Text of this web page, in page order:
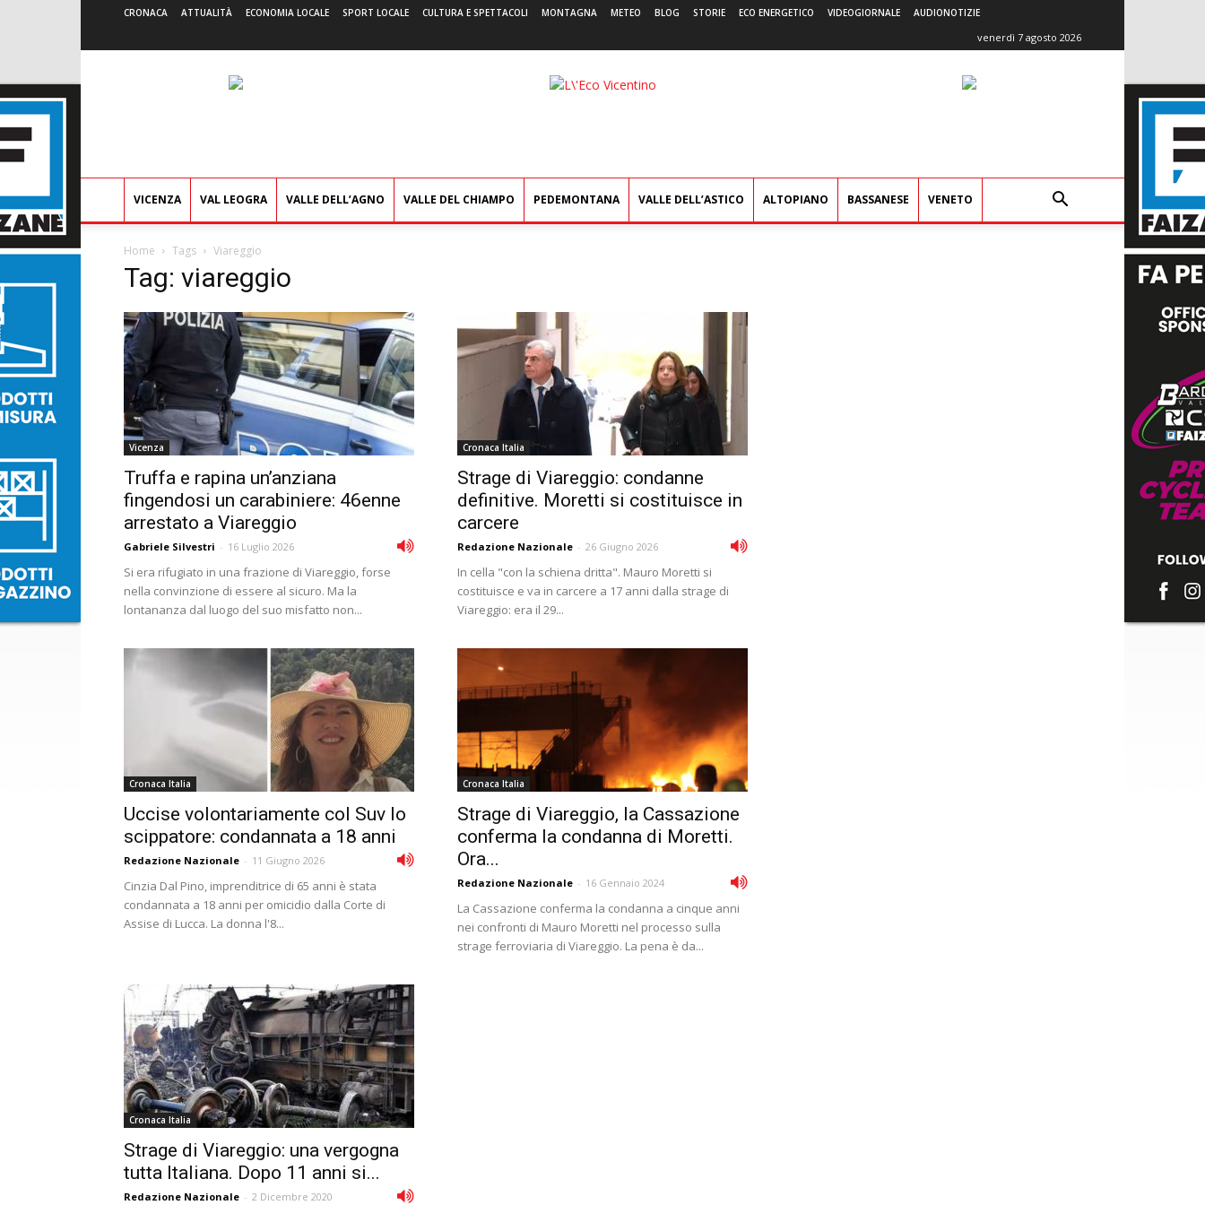
CRONACA ATTUALITÀ ECONOMIA LOCALE SPORT LOCALE CULTURA E SPETTACOLI MONTAGNA METEO BLOG STORIE ECO ENERGETICO VIDEOGIORNALE AUDIONOTIZIE
venerdì 7 agosto 2026
L'Eco
VICENZA VAL LEOGRA VALLE DELL’AGNO VALLE DEL CHIAMPO PEDEMONTANA VALLE DELL’ASTICO ALTOPIANO BASSANESE VENETO
Home Tags Viareggio
Tag: viareggio
Vicenza
Truffa e rapina un’anziana
fingendosi un carabiniere: 46enne
arrestato a Viareggio
Gabriele Silvestri - 16 Luglio 2026
Si era rifugiato in una frazione di Viareggio, forse
nella convinzione di essere al sicuro. Ma la
lontananza dal luogo del suo misfatto non...
Cronaca Italia
Strage di Viareggio: condanne
definitive. Moretti si costituisce in
carcere
Redazione Nazionale - 26 Giugno 2026
In cella "con la schiena dritta". Mauro Moretti si
costituisce e va in carcere a 17 anni dalla strage di
Viareggio: era il 29...
Cronaca Italia
Uccise volontariamente col Suv lo
scippatore: condannata a 18 anni
Redazione Nazionale - 11 Giugno 2026
Cinzia Dal Pino, imprenditrice di 65 anni è stata
condannata a 18 anni per omicidio dalla Corte di
Assise di Lucca. La donna l'8...
Cronaca Italia
Strage di Viareggio, la Cassazione
conferma la condanna di Moretti.
Ora...
Redazione Nazionale - 16 Gennaio 2024
La Cassazione conferma la condanna a cinque anni
nei confronti di Mauro Moretti nel processo sulla
strage ferroviaria di Viareggio. La pena è da...
Cronaca Italia
Strage di Viareggio: una vergogna
tutta Italiana. Dopo 11 anni si...
Redazione Nazionale - 2 Dicembre 2020